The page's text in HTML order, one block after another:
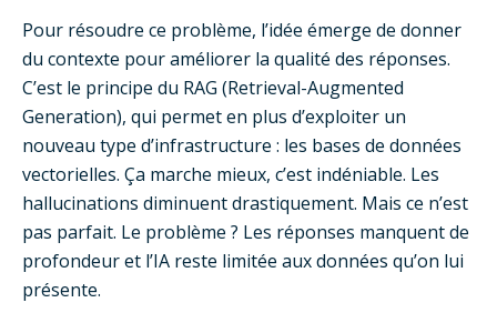
Pour résoudre ce problème, l’idée émerge de donner
du contexte pour améliorer la qualité des réponses.
C’est le principe du RAG (Retrieval-Augmented
Generation), qui permet en plus d’exploiter un
nouveau type d’infrastructure : les bases de données
vectorielles. Ça marche mieux, c’est indéniable. Les
hallucinations diminuent drastiquement. Mais ce n’est
pas parfait. Le problème ? Les réponses manquent de
profondeur et l’IA reste limitée aux données qu’on lui
présente.